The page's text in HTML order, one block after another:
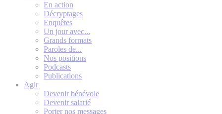
En action
Décryptages
Enquêtes
Un jour avec...
Grands formats
Paroles de...
Nos positions
Podcasts
Publications
Agir
Devenir bénévole
Devenir salarié
Porter nos messages